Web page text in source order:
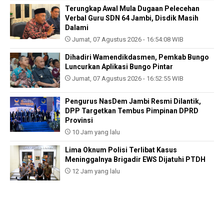
Terungkap Awal Mula Dugaan Pelecehan
Verbal Guru SDN 64 Jambi, Disdik Masih
Dalami
Jumat, 07 Agustus 2026 - 16:54:08 WIB
Dihadiri Wamendikdasmen, Pemkab Bungo
Luncurkan Aplikasi Bungo Pintar
Jumat, 07 Agustus 2026 - 16:52:55 WIB
Pengurus NasDem Jambi Resmi Dilantik,
DPP Targetkan Tembus Pimpinan DPRD
Provinsi
10 Jam yang lalu
Lima Oknum Polisi Terlibat Kasus
Meninggalnya Brigadir EWS Dijatuhi PTDH
12 Jam yang lalu